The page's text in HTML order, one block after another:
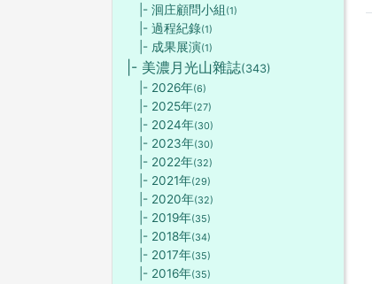
|- 洄庄顧問小組 (1)
|- 過程紀錄(1)
|- 成果展演(1)
|- 美濃月光山雜誌(343)
|- 2026年(6)
|- 2025年(27)
|- 2024年(30)
|- 2023年(30)
|- 2022年(32)
|- 2021年(29)
|- 2020年(32)
|- 2019年(35)
|- 2018年(34)
|- 2017年(35)
|- 2016年(35)